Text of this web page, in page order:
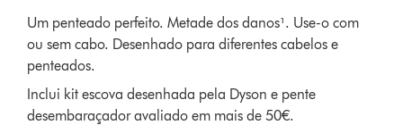
Um penteado perfeito. Metade dos danos¹. Use-o com
ou sem cabo. Desenhado para diferentes cabelos e
penteados.
Inclui kit escova desenhada pela Dyson e pente
desembaraçador avaliado em mais de 50€.